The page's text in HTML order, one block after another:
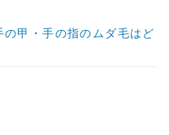
甲・手の指のムダ毛はど